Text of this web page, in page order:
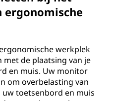
ergonomische
werkplek
de plaatsing van je
en muis. Uw monitor
om overbelasting van
toetsenbord en muis